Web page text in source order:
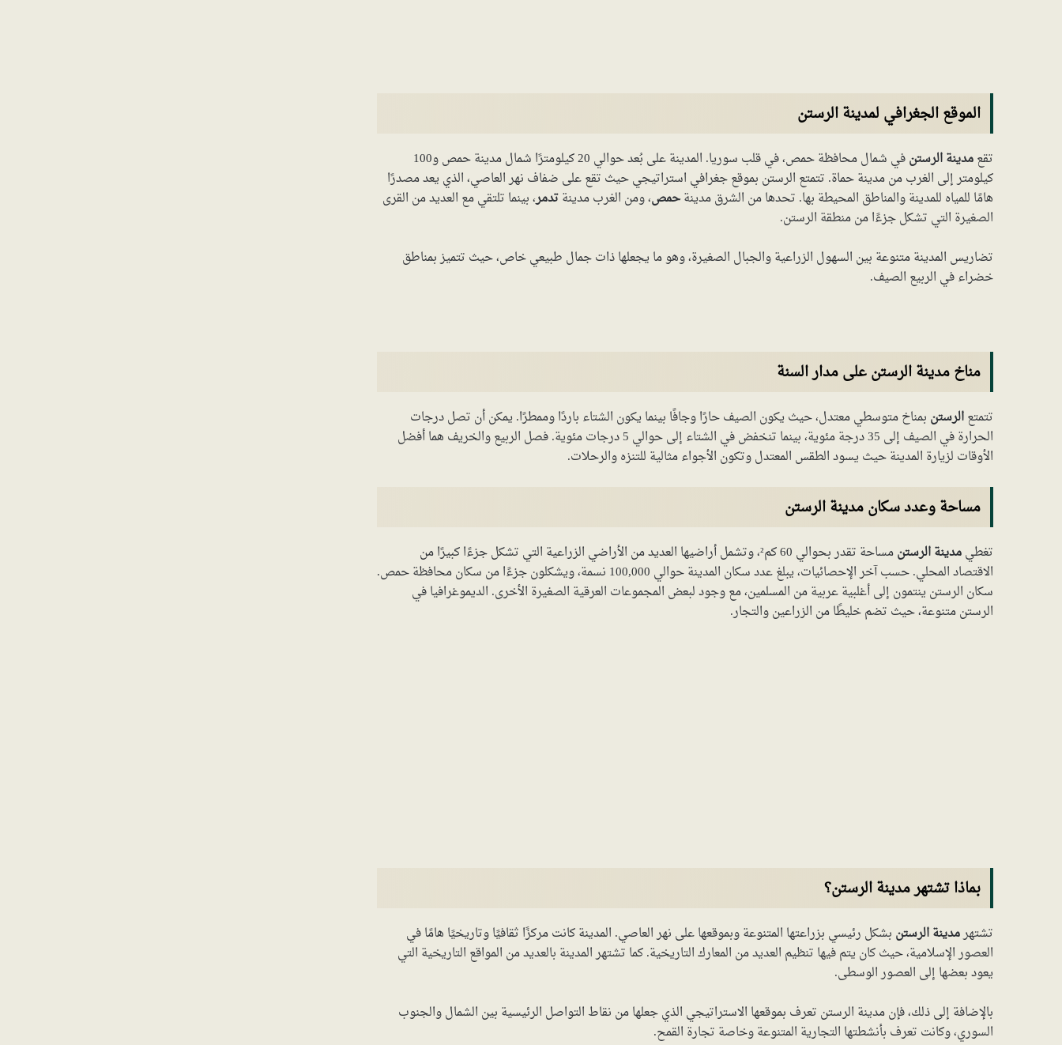
الموقع الجغرافي لمدينة الرستن
تقعمدينة الرستن
في شمال محافظة حمص، في قلب سوريا. المدينة على بُعد حوالي 20 كيلومترًا شمال مدينة حمص و100
كيلومتر إلى الغرب من مدينة حماة. تتمتع الرستن بموقع جغرافي استراتيجي حيث تقع على ضفاف نهر العاصي، الذي يعد مصدرًا
هامًا للمياه للمدينة والمناطق المحيطة بها. تحدها من الشرق مدينةحمص، ومن الغرب مدينةتدمر، بينما تلتقي مع العديد من القرى
الصغيرة التي تشكل جزءًا من منطقة الرستن.
تضاريس المدينة متنوعة بين السهول الزراعية والجبال الصغيرة، وهو ما يجعلها ذات جمال طبيعي خاص، حيث تتميز بمناطق
خضراء في الربيع الصيف.
مناخ مدينة الرستن على مدار السنة
تتمتعالرستن بمناخ متوسطي معتدل، حيث يكون الصيف حارًا وجافًا بينما يكون الشتاء باردًا وممطرًا. يمكن أن تصل درجات
الحرارة في الصيف إلى 35 درجة مئوية، بينما تنخفض في الشتاء إلى حوالي 5 درجات مئوية. فصل الربيع والخريف هما أفضل
الأوقات لزيارة المدينة حيث يسود الطقس المعتدل وتكون الأجواء مثالية للتنزه والرحلات.
مساحة وعدد سكان مدينة الرستن
تغطيمدينة الرستن
مساحة تقدر بحوالي 60 كم²، وتشمل أراضيها العديد من الأراضي الزراعية التي تشكل جزءًا كبيرًا من
الاقتصاد المحلي. حسب آخر الإحصائيات، يبلغ عدد سكان المدينة حوالي 100,000 نسمة، ويشكلون جزءًا من سكان محافظة حمص.
سكان الرستن ينتمون إلى أغلبية عربية من المسلمين، مع وجود لبعض المجموعات العرقية الصغيرة الأخرى. الديموغرافيا في
الرستن متنوعة، حيث تضم خليطًا من الزراعين والتجار.
بماذا تشتهر مدينة الرستن؟
تشتهرمدينة الرستن بشكل رئيسي بزراعتها المتنوعة وبموقعها على نهر العاصي. المدينة كانت مركزًا ثقافيًا وتاريخيًا هامًا في
العصور الإسلامية، حيث كان يتم فيها تنظيم العديد من المعارك التاريخية. كما تشتهر المدينة بالعديد من المواقع التاريخية التي
يعود بعضها إلى العصور الوسطى.
بالإضافة إلى ذلك، فإن مدينة الرستن تعرف بموقعها الاستراتيجي الذي جعلها من نقاط التواصل الرئيسية بين الشمال والجنوب
السوري، وكانت تعرف بأنشطتها التجارية المتنوعة وخاصة تجارة القمح.